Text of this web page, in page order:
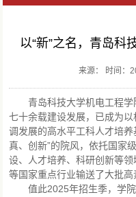
以“新”之名，青岛科
来源： 时间：
青岛科技大学机电工程
七十余载建设发展，已成为
调发展的高水平工科人才培
真、创新”的院风，依托国家
设、人才培养、科研创新等
等国家重点行业输送了大批高
值此2025年招生季，学